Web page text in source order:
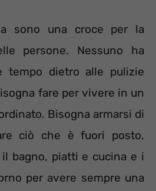
sono una croce per la
persone. Nessuno ha
tempo dietro alle pulizie
fare per vivere in un
Bisogna armarsi di
ciò che è fuori posto,
bagno, piatti e cucina e i
per avere sempre una